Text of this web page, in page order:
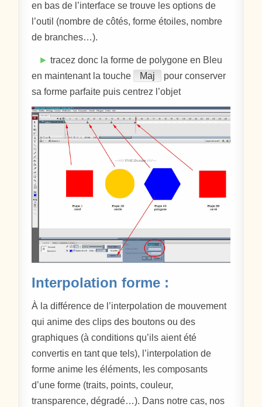
en bas de l’interface se trouve les options de
l’outil (nombre de côtés, forme étoiles, nombre
de branches…).
► tracez donc la forme de polygone en Bleu
en maintenant la touche
Maj
pour conserver
sa forme parfaite puis centrez l’objet
Interpolation forme :
À la différence de l’interpolation de mouvement
qui anime des clips des boutons ou des
graphiques (à conditions qu’ils aient été
convertis en tant que tels), l’interpolation de
forme anime les éléments, les composants
d’une forme (traits, points, couleur,
transparence, dégradé…). Dans notre cas, nos